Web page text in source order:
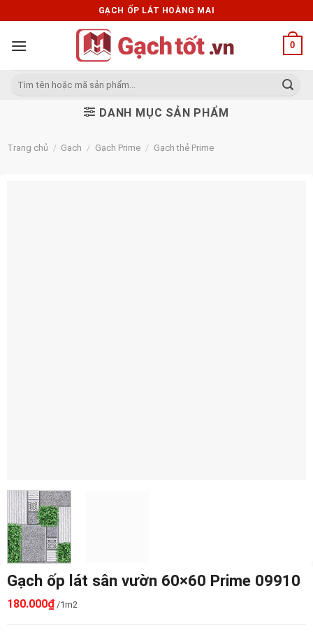
to
content
GẠCH ỐP LÁT HOÀNG MAI
0
Tìm
DANH MỤC SẢN PHẨM
Trang chủ / Gạch / Gạch Prime / Gạch thẻ Prime
Gạch ốp lát sân vườn 60×60 Prime 09910
180.000₫ /1m2